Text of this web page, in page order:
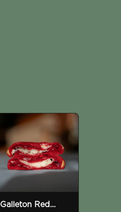
Galleton Red